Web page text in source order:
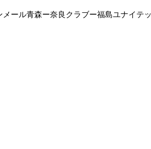
ール青森ー奈良クラブー福島ユナイテ